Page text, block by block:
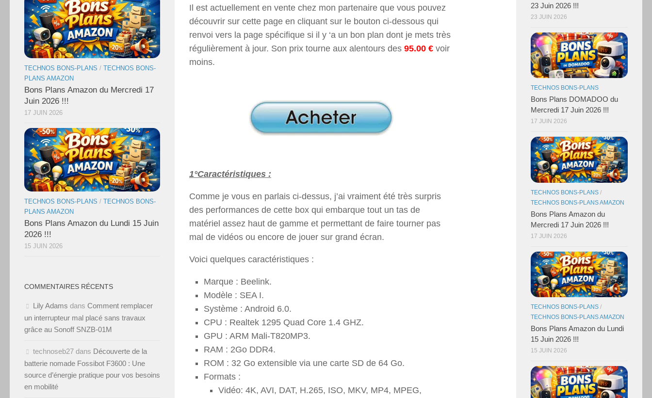
Il est actuellement en vente chez mon partenaire que vous pouvez
découvrir sur cette page en cliquant sur le bouton ci-dessous qui
renvoi vers la page spécifique si il y ‘a un bon plan dont je mets très
régulièrement à jour. Son prix tourne aux alentours des 95.00 € voir
moins.
1°Caractéristiques :
Comme je vous en parlais ci-dessus, j’ai vraiment été très surpris
des performances de cette box qui embarque tout un tas de
matériel assez haut de gamme et permettant de faire tourner pas
mal de vidéos ou encore de jouer sur grand écran.
Voici quelques caractéristiques :
Marque : Beelink.
Modèle : SEA I.
Système : Android 6.0.
CPU : Realtek 1295 Quad Core 1.4 GHZ.
GPU : ARM Mali-T820MP3.
RAM : 2Go DDR4.
ROM : 32 Go extensible via une carte SD de 64 Go.
Formats :
Vidéo: 4K, AVI, DAT, H.265, ISO, MKV, MP4, MPEG,
TECHNOS BONS-PLANS / TECHNOS BONS-
PLANS AMAZON
Bons Plans Amazon du Mercredi 17
Juin 2026 !!!
17 JUIN 2026
TECHNOS BONS-PLANS / TECHNOS BONS-
PLANS AMAZON
Bons Plans Amazon du Lundi 15 Juin
2026 !!!
15 JUIN 2026
COMMENTAIRES RÉCENTS
Lily Adams dans Comment remplacer
un interrupteur mal placé sans travaux
grâce au Sonoff SNZB-01M
technoseb27 dans Découverte de la
batterie nomade Fossibot F3600 : Une
source d’énergie pratique pour vos besoins
en mobilité
23 Juin 2026 !!!
23 JUIN 2026
TECHNOS BONS-PLANS
Bons Plans DOMADOO du
Mercredi 17 Juin 2026 !!!
17 JUIN 2026
TECHNOS BONS-PLANS /
TECHNOS BONS-PLANS AMAZON
Bons Plans Amazon du
Mercredi 17 Juin 2026 !!!
17 JUIN 2026
TECHNOS BONS-PLANS /
TECHNOS BONS-PLANS AMAZON
Bons Plans Amazon du Lundi
15 Juin 2026 !!!
15 JUIN 2026